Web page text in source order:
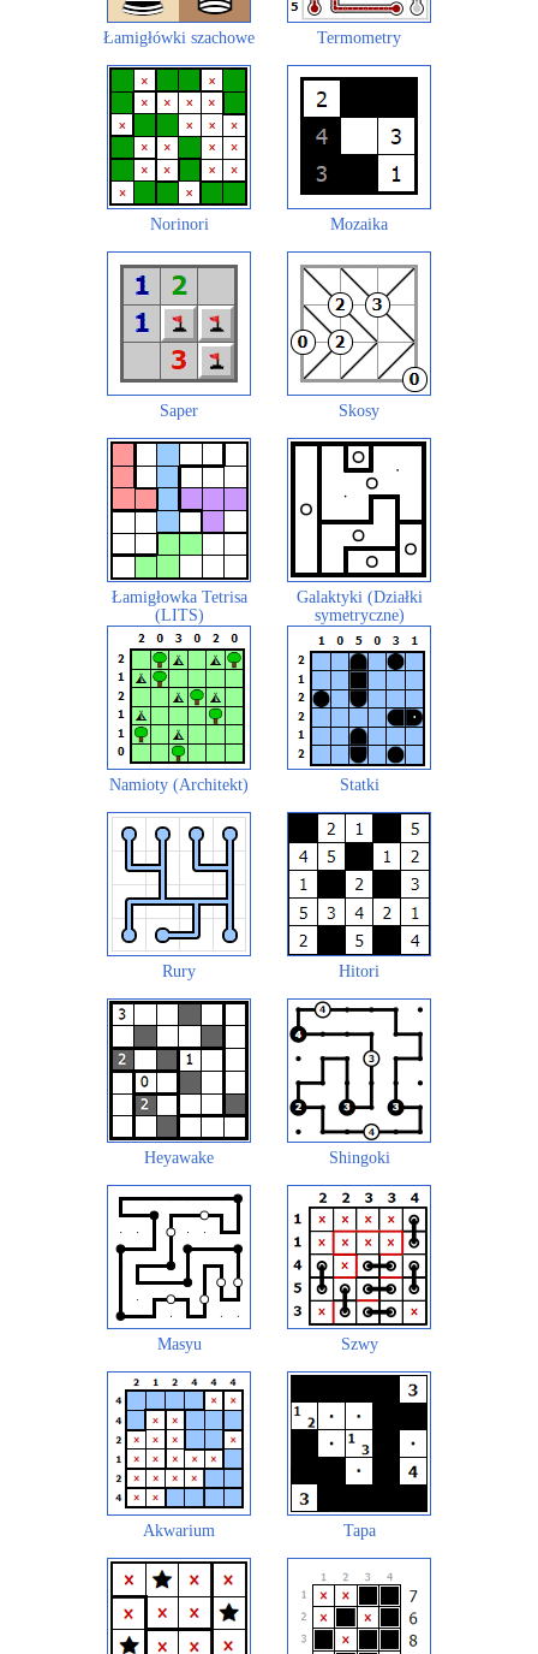
Łamigłówki szachowe Termometry
Norinori Mozaika
Saper Skosy
Łamigłowka Tetrisa
(LITS)
Galaktyki (Działki
symetryczne)
Namioty (Architekt) Statki
Rury Hitori
Heyawake Shingoki
Masyu Szwy
Akwarium Tapa